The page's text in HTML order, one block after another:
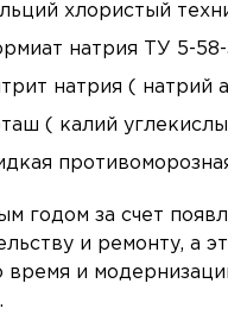
хлористый
натрия ТУ 5-
натрия ( натрий
( калий
годом за счет
и ремонту, а
и